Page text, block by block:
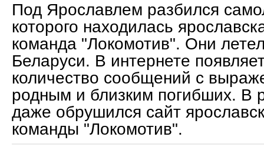
Под Ярославлем разбился
которого находилась
команда "Локомотив". Они
Беларуси. В интернете
количество сообщений с
родным и близким погибших. В
даже обрушился сайт
команды "Локомотив".